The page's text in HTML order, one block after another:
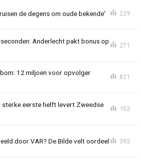
de degens om oude bekende' 229
Anderlecht pakt bonus op
271
12 miljoen voor opvolger
821
eerste helft levert Zweedse
153
door VAR? De Bilde velt oordeel 393